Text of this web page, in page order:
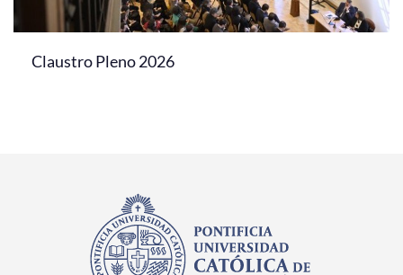
Claustro Pleno 2026